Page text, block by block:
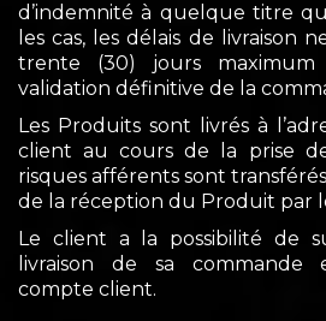
d’indemnité à quelque titre
les cas, les délais de livraison
trente (30) jours
validation définitive de la
Les Produits sont livrés à
client au cours de la prise
risques afférents sont
de la réception du Produit par
Le client a la possibilité de
livraison de sa commande
compte client.